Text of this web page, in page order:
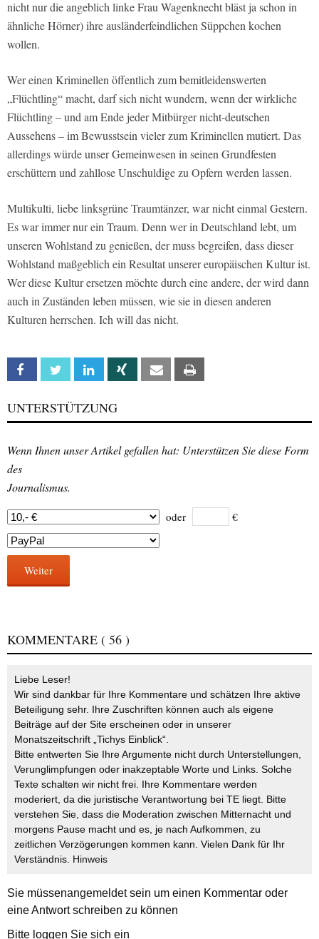
nicht nur die angeblich linke Frau Wagenknecht bläst ja schon in
ähnliche Hörner) ihre ausländerfeindlichen Süppchen kochen
wollen.
Wer einen Kriminellen öffentlich zum bemitleidenswerten
„Flüchtling“ macht, darf sich nicht wundern, wenn der wirkliche
Flüchtling – und am Ende jeder Mitbürger nicht-deutschen
Aussehens – im Bewusstsein vieler zum Kriminellen mutiert. Das
allerdings würde unser Gemeinwesen in seinen Grundfesten
erschüttern und zahllose Unschuldige zu Opfern werden lassen.
Multikulti, liebe linksgrüne Traumtänzer, war nicht einmal Gestern.
Es war immer nur ein Traum. Denn wer in Deutschland lebt, um
unseren Wohlstand zu genießen, der muss begreifen, dass dieser
Wohlstand maßgeblich ein Resultat unserer europäischen Kultur ist.
Wer diese Kultur ersetzen möchte durch eine andere, der wird dann
auch in Zuständen leben müssen, wie sie in diesen anderen
Kulturen herrschen. Ich will das nicht.
Facebook Twitter Linkedin Xing Email
UNTERSTÜTZUNG
Wenn Ihnen unser Artikel gefallen hat: Unterstützen Sie diese Form
des
Journalismus.
oder €
Weiter
KOMMENTARE ( 56 )
Liebe Leser!
Wir sind dankbar für Ihre Kommentare und schätzen Ihre aktive
Beteiligung sehr. Ihre Zuschriften können auch als eigene
Beiträge auf der Site erscheinen oder in unserer
Monatszeitschrift „Tichys Einblick“.
Bitte entwerten Sie Ihre Argumente nicht durch Unterstellungen,
Verunglimpfungen oder inakzeptable Worte und Links. Solche
Texte schalten wir nicht frei. Ihre Kommentare werden
moderiert, da die juristische Verantwortung bei TE liegt. Bitte
verstehen Sie, dass die Moderation zwischen Mitternacht und
morgens Pause macht und es, je nach Aufkommen, zu
zeitlichen Verzögerungen kommen kann. Vielen Dank für Ihr
Verständnis. Hinweis
Sie müssenangemeldetsein um einen Kommentar oder
eine Antwort schreiben zu können
Bitte loggen Sie sich ein